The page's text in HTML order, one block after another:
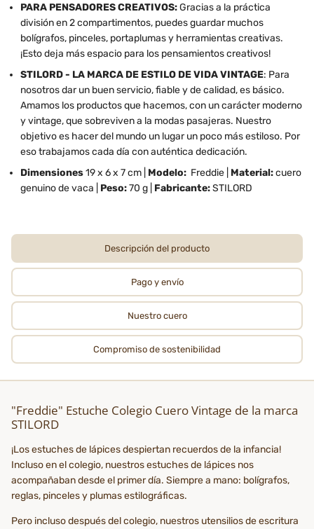
PARA PENSADORES CREATIVOS:Gracias a la práctica
división en 2 compartimentos, puedes guardar muchos
bolígrafos, pinceles, portaplumas y herramientas creativas.
¡Esto deja más espacio para los pensamientos creativos!
STILORD - LA MARCA DE ESTILO DE VIDA VINTAGE: Para
nosotros dar un buen servicio, fiable y de calidad, es básico.
Amamos los productos que hacemos, con un carácter moderno
y vintage, que sobreviven a la modas pasajeras. Nuestro
objetivo es hacer del mundo un lugar un poco más estiloso. Por
eso trabajamos cada día con auténtica dedicación.
Dimensiones19 x 6 x 7 cm | Modelo: Freddie | Material:cuero
genuino de vaca | Peso:70 g | Fabricante:STILORD
Descripción del producto
Pago y envío
Nuestro cuero
Compromiso de sostenibilidad
"Freddie" Estuche Colegio Cuero Vintage de la marca
STILORD
¡Los estuches de lápices despiertan recuerdos de la infancia!
Incluso en el colegio, nuestros estuches de lápices nos
acompañaban desde el primer día. Siempre a mano: bolígrafos,
reglas, pinceles y plumas estilográficas.
Pero incluso después del colegio, nuestros utensilios de escritura